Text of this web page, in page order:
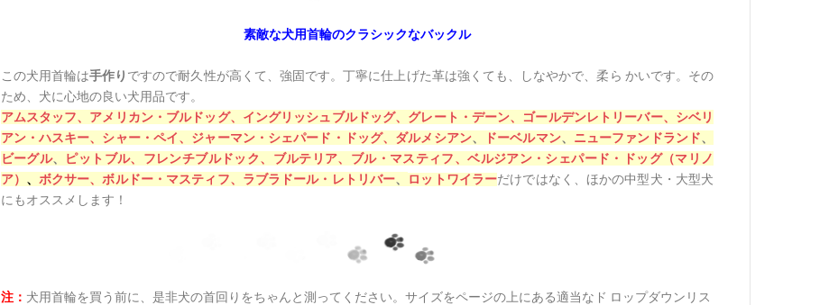
素敵な犬用首輪のクラシックなバックル
この犬用首輪は手作り ですので耐久性が高くて、強固です。丁寧に仕上げた革は強くても、しなやかで、柔ら かいです。その
ため、犬に心地の良い犬用品です。
アムスタッフ、 アメリカン・ブルドッグ、 イングリッシュブルドッグ、 グレート・デーン、 ゴールデンレトリーバー、 シベリ
アン・ハスキー、 シャー・ペイ、 ジャーマン・シェパード・ドッグ、 ダルメシアン、 ドーベルマン、 ニューファンドランド、
ビーグル、 ピットブル、 フレンチブルドック、 ブルテリア、 ブル・マスティフ、ベルジアン・シェパード・ドッグ（マリノ
ア） 、 ボクサー、ボルドー・マスティフ、 ラブラドール・レトリバー、 ロットワイラーだけではなく、ほかの中型犬・大型犬
にもオススメします！
注： 犬用首輪を買う前に、是非犬の首回りをちゃんと測ってください。サイズをページの上にある適当なド ロップダウンリス